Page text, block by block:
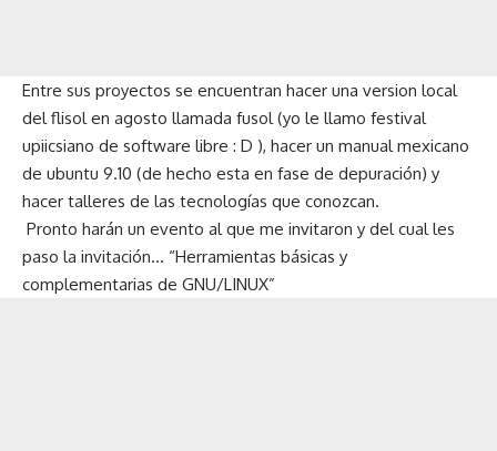
Entre sus proyectos se encuentran hacer una version local
del flisol en agosto llamada fusol (yo le llamo festival
upiicsiano de software libre : D ), hacer un manual mexicano
de ubuntu 9.10 (de hecho esta en fase de depuración) y
hacer talleres de las tecnologías que conozcan.
Pronto harán un evento al que me invitaron y del cual les
paso la invitación… “Herramientas básicas y
complementarias de GNU/LINUX”